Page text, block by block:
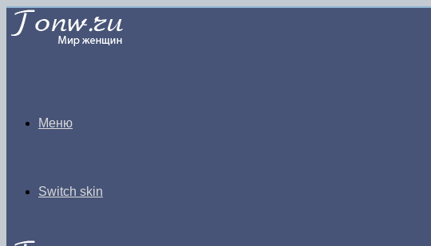
Меню
Switch skin